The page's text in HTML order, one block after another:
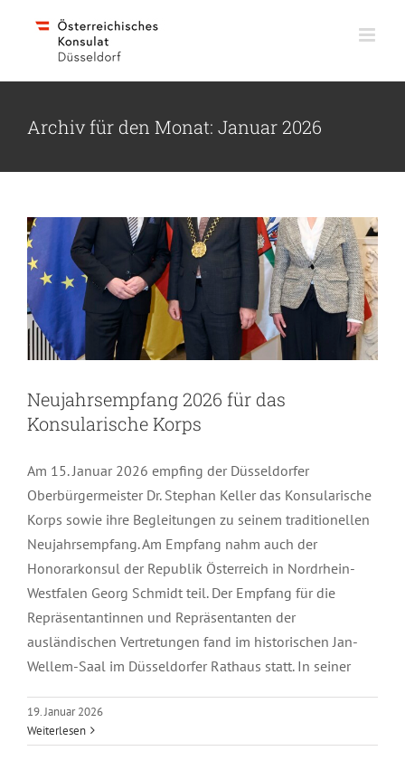
Archiv für den Monat: Januar 2026
Neujahrsempfang 2026 für das
Neujahrsempfang 2026 für das
Konsularische Korps
Am 15. Januar 2026 empfing der Düsseldorfer
Oberbürgermeister Dr. Stephan Keller das Konsularische
Korps sowie ihre Begleitungen zu seinem traditionellen
Neujahrsempfang. Am Empfang nahm auch der
Honorarkonsul der Republik Österreich in Nordrhein-
Westfalen Georg Schmidt teil. Der Empfang für die
Repräsentantinnen und Repräsentanten der
ausländischen Vertretungen fand im historischen Jan-
Wellem-Saal im Düsseldorfer Rathaus statt. In seiner
19. Januar 2026
Weiterlesen